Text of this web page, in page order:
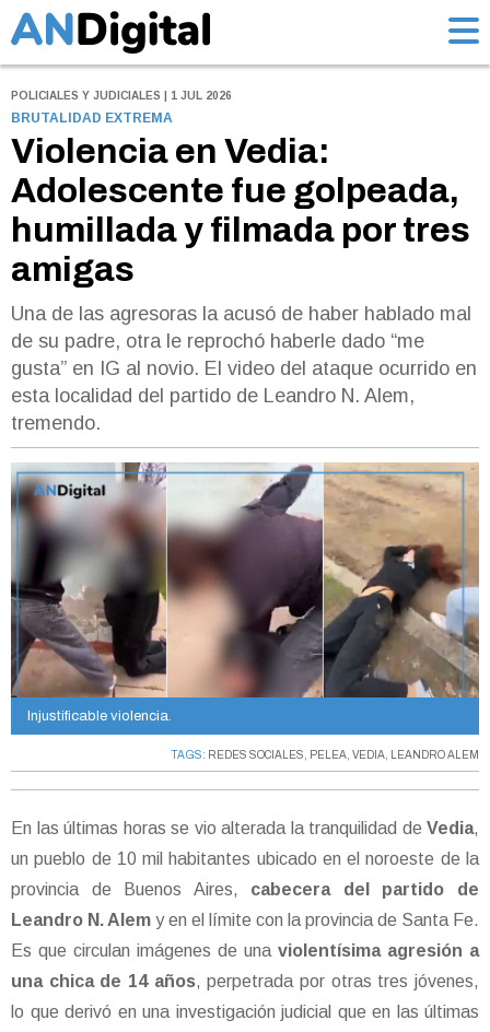
POLICIALES Y JUDICIALES | 1 JUL 2026
BRUTALIDAD EXTREMA
Violencia en Vedia:
Adolescente fue golpeada,
humillada y filmada por tres
amigas
Una de las agresoras la acusó de haber hablado mal
de su padre, otra le reprochó haberle dado “me
gusta” en IG al novio. El video del ataque ocurrido en
esta localidad del partido de Leandro N. Alem,
tremendo.
Injustificable violencia.
TAGS: REDES SOCIALES, PELEA, VEDIA, LEANDRO ALEM
En las últimas horas se vio alterada la tranquilidad de Vedia,
un pueblo de 10 mil habitantes ubicado en el noroeste de la
provincia de Buenos Aires, cabecera del partido de
Leandro N. Alem y en el límite con la provincia de Santa Fe.
Es que circulan imágenes de una violentísima agresión a
una chica de 14 años, perpetrada por otras tres jóvenes,
lo que derivó en una investigación judicial que en las últimas